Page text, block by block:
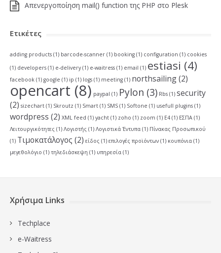
Απενεργοποίηση mail() function της PHP στο Plesk
Ετικέτες
adding products (1) barcode-scanner (1) booking (1) configuration (1) cookies
(1) developers (1) e-delivery(1) e-waitress (1) email (1) estiasi (4)
facebook (1) google (1) ip (1) logs (1) meeting (1) northsailing(2)
opencart (8) paypal (1) Pylon (3) Rbs (1) security
(2) sizechart (1) Skroutz (1) Smart (1) SMS (1) Softone (1) usefull plugins (1)
wordpress (2) XML feed (1) yacht (1) zoho (1) zoom (1) Ε4 (1) ΕΣΠΑ (1)
Λειτουργικότητες (1) Λογιστής (1) Λογιστικά Έντυπα (1) Πίνακας Προσωπικού
(1) Τιμοκατάλογος (2) είδος (1) επιλογές προϊόντων (1) κουπόνια (1)
μεγεθολόγιο (1) τηλεδιάσκεψη (1) υπηρεσία (1)
Χρήσιμα Links
Techplace
e-Waitress